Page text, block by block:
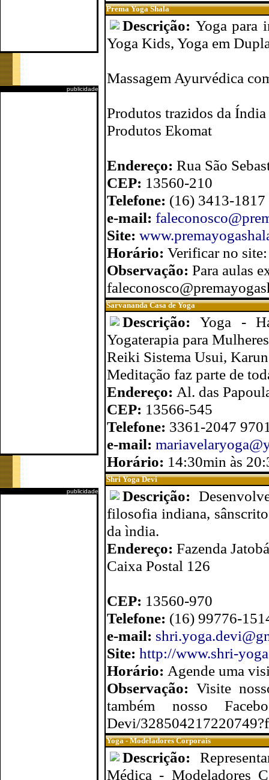
publicidade
publicidade
Prema Yoga Shala
Descrição: Yoga para
Yoga Kids, Yoga em
Massagem Ayurvédica
Produtos trazidos da Índia
Produtos Ekomat
Endereço: Rua São
CEP: 13560-210
Telefone: (16) 3413-1817
e-mail:
Site:
Horário: Verificar no
Observação: Para aulas
Sarvananda Casa de Yoga
Descrição:Yoga -
Yogaterapia para
Reiki Sistema Usui,
Meditação faz parte de
Endereço: Al. das
CEP: 13566-545
Telefone: 3361-2047
e-mail:
Horário: 14:30min às
Shri Yoga Devi
Descrição:
filosofia indiana,
da ìndia.
Endereço: Fazenda
Caixa Postal 126
CEP: 13560-970
Telefone: (16) 99776-
e-mail:
Site: http://www.shri-
Horário: Agende uma
Observação: Visite
também nosso
Devi/
Yoga - Modeladores Corporais
Descrição:
Médica - Modeladores